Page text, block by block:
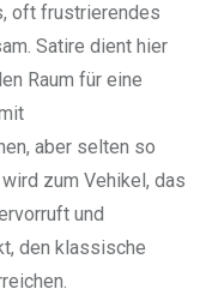
oft frustrierendes
Satire dient hier
Raum für eine
aber selten so
zum Vehikel, das
und
den klassische